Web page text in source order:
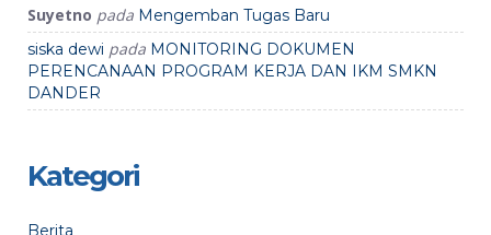
Suyetno pada Mengemban Tugas Baru
siska dewi pada MONITORING DOKUMEN
PERENCANAAN PROGRAM KERJA DAN IKM SMKN
DANDER
Kategori
Berita